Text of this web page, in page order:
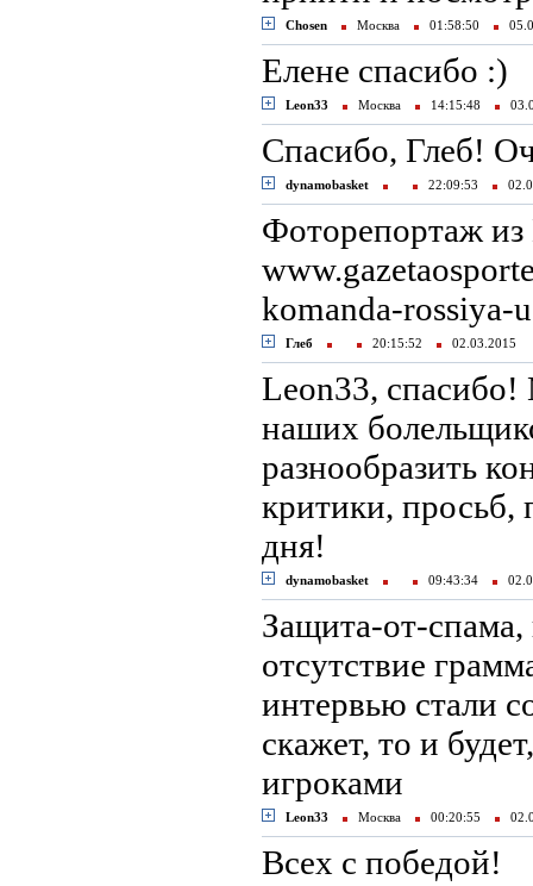
Chosen Москва 01:58:50
Елене спасибо :)
Leon33 Москва 14:15:48
Спасибо, Глеб!
dynamobasket 22:09:53
Фоторепортаж из
komanda-rossiya-
Глеб 20:15:52 02.03.2015
Leon33, спасибо!
наших
разнообразить
критики,
дня!
dynamobasket 09:43:34
Защита-от-
отсутствие
интервью стали
скажет, то и
игроками
Leon33 Москва 00:20:55
Всех с победой!